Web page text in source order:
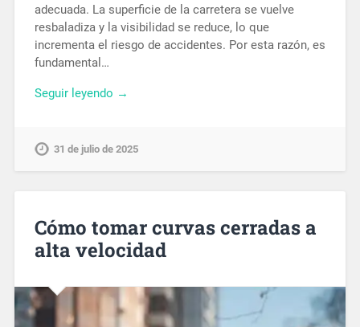
adecuada. La superficie de la carretera se vuelve
resbaladiza y la visibilidad se reduce, lo que
incrementa el riesgo de accidentes. Por esta razón, es
fundamental…
Seguir leyendo →
31 de julio de 2025
Cómo tomar curvas cerradas a
alta velocidad